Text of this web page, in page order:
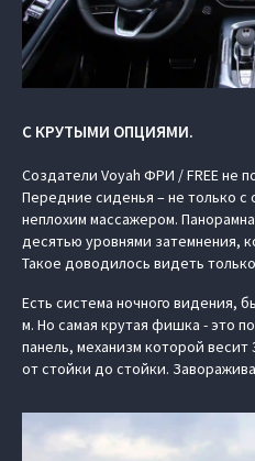
С КРУТЫМИ ОПЦИЯМИ.
Создатели Voyah ФРИ / FREE не
Передние сиденья – не только с
неплохим массажером.
десятью уровнями затемнения,
Такое доводилось видеть
Есть система ночного видения,
м. Но самая крутая фишка - это
панель, механизм которой весит
от стойки до стойки.